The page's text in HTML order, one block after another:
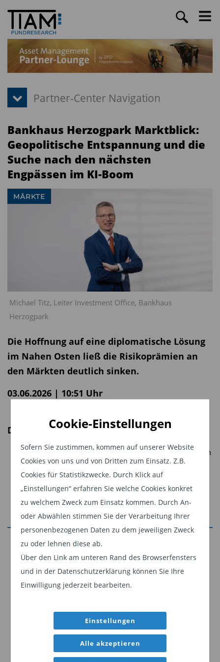
Cookie-Einstellungen
Sofern Sie zustimmen, kommen auf unserer Website
Cookies von uns und von Dritten zum Einsatz. Z.B.
Cookies für Statistikzwecke. Durch Klick auf
„Einstellungen“ erfahren Sie welche Cookies konkret
zu welchem Zweck zum Einsatz kommen. Durch An-
oder Abwählen stimmen Sie der Verarbeitung Ihrer
personenbezogenen Daten zu dem jeweiligen Zweck
zu oder lehnen diese ab.
Über den Link am unteren Rand des Browserfensters
und in der Datenschutzerklärung können Sie Ihre
Einwilligung jederzeit bearbeiten.
Einstellungen
Alle akzeptieren
Bankhaus Herzogpark Marktblick:
Geopolitische Entspannung und die
Suche nach den nächsten
Engpässen im KI-Boom
Michael Titz, Leiter Investment Office, Bankhaus
Herzogpark
MÄRKTE
Die Hoffnung auf eine diplomatische Lösung
im Nahen Osten ließ die Risikoprämien an
den Märkten deutlich sinken.
03.06.2026 | 10:51 Uhr
Das Wichtigste in Kürze:
Starke Unternehmensgewinne und die Suche nach den
nächsten Engpässen im KI-Boom treiben die
Einzelrisiko für die Sommermonate und die weitere
wirtschaftliche Normalisierung.
Portfolioimplikationen: Zwischen Momentum
und Disziplin
Die Kapitalmärkte haben sich im Mai deutlich
Ereignissen der vergangenen Monate erwartet
hätten. Historisch betrachtet neigen starke
Trendbewegungen – wie aktuell im KI- und
Jetzt weiterlesen
Dieser Inhalt ist für professionelle Anleger
bestimmt. Mit Klick auf "Weiter" bestätigen
Sie, dass Sie ein professioneller Anleger sind
zu.
Weiter